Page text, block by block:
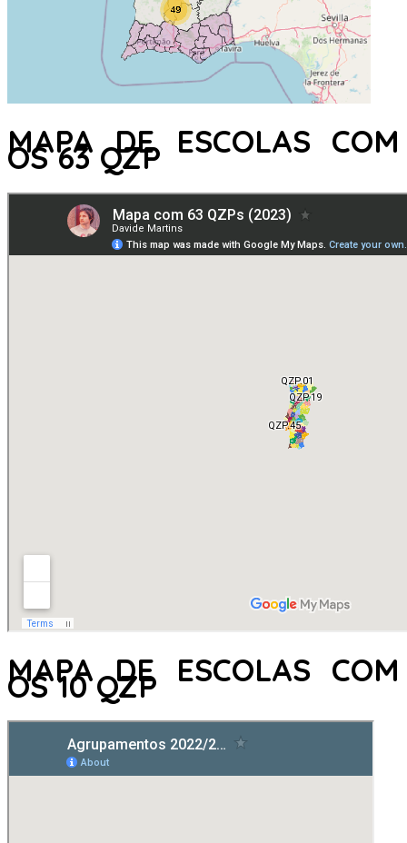
MAPA DE ESCOLAS COM
OS 63 QZP
MAPA DE ESCOLAS COM
OS 10 QZP